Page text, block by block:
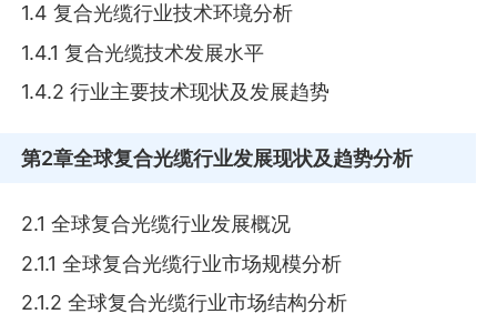
1.4 复合光缆行业技术环境分析
1.4.1 复合光缆技术发展水平
1.4.2 行业主要技术现状及发展趋势
第2章全球复合光缆行业发展现状及趋势分析
2.1 全球复合光缆行业发展概况
2.1.1 全球复合光缆行业市场规模分析
2.1.2 全球复合光缆行业市场结构分析